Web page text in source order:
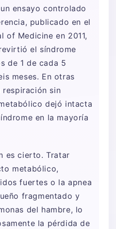
ensayo controlado
publicado en el
of Medicine en 2011,
el síndrome
de 1 de cada 5
meses. En otras
sin
dejó intacta
en la mayoría
es cierto. Tratar
metabólico,
fuertes o la apnea
fragmentado y
del hambre, lo
la pérdida de